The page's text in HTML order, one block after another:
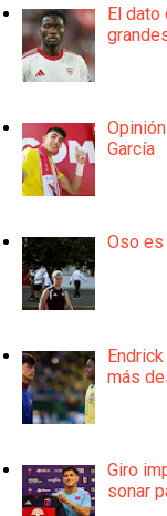
El
García
Oso
más
Giro
sonar